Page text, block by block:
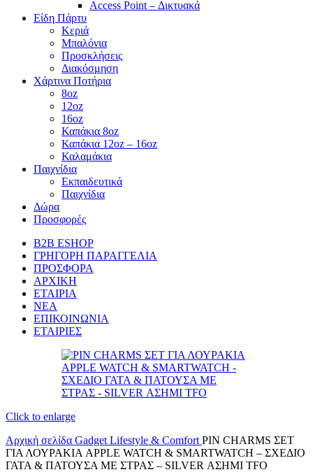
Access Point – Δικτυακά
Είδη Πάρτυ
Κεριά
Μπαλόνια
Προσκλήσεις
Διακόσμηση
Χάρτινα Ποτήρια
8oz
12oz
16oz
Καπάκια 8oz
Καπάκια 12oz – 16oz
Καλαμάκια
Παιχνίδια
Εκπαιδευτικά
Παιχνίδια
Δώρα
Προσφορές
B2B ESHOP
ΓΡΗΓΟΡΗ ΠΑΡΑΓΓΕΛΙΑ
ΠΡΟΣΦΟΡΑ
ΑΡΧΙΚΗ
ΕΤΑΙΡΙΑ
ΝΕΑ
ΕΠΙΚΟΙΝΩΝΙΑ
ΕΤΑΙΡΙΕΣ
Click to enlarge
Αρχική σελίδα Gadget Lifestyle & Comfort PIN CHARMS ΣΕΤ
ΓΙΑ ΛΟΥΡΑΚΙΑ APPLE WATCH & SMARTWATCH – ΣΧΕΔΙΟ
ΓΑΤΑ & ΠΑΤΟΥΣΑ ΜΕ ΣΤΡΑΣ – SILVER ΑΣΗΜΙ TFO